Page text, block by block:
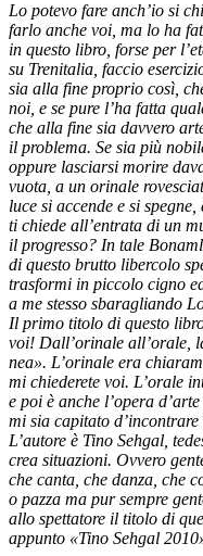
Lo potevo fare anch’io si
farlo anche voi, ma lo ha
in questo libro, forse per
su Trenitalia, faccio
sia alla fine proprio così,
noi, e se pure l’ha fatta
che alla fine sia davvero
il problema. Se sia più
oppure lasciarsi morire
vuota, a un orinale
luce si accende e si
ti chiede all’entrata di un
il progresso? In tale
di questo brutto libercolo
trasformi in piccolo cigno
a me stesso sbaragliando
Il primo titolo di questo
voi! Dall’orinale all’orale,
nea». L’orinale era
mi chiederete voi. L’orale
e poi è anche l’opera
mi sia capitato
L’autore è Tino Sehgal,
crea situazioni. Ovvero
che canta, che danza, che
o pazza ma pur sempre
allo spettatore il titolo di
appunto «Tino Sehgal